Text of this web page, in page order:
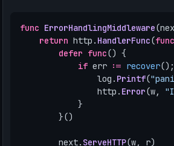
func ErrorHandlingMiddleware(
return http . HandlerFunc(func
defer func() {
if err := recover();
log . Printf(
http . Error(w,
}
}()
next. ServeHTTP(w, r)